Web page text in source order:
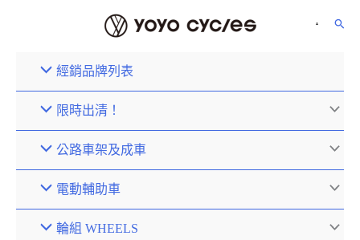
經銷品牌列表
限時出清！
公路車架及成車
電動輔助車
輪組 WHEELS